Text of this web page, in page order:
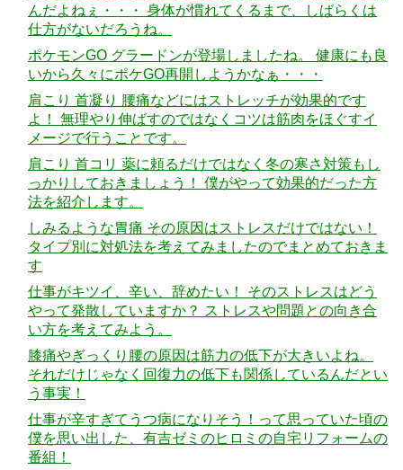
んだよねぇ・・・ 身体が慣れてくるまで、しばらくは
仕方がないだろうね。
ポケモンGO グラードンが登場しましたね。 健康にも良
いから久々にポケGO再開しようかなぁ・・・
肩こり 首凝り 腰痛などにはストレッチが効果的です
よ！ 無理やり伸ばすのではなくコツは筋肉をほぐすイ
メージで行うことです。
肩こり 首コリ 薬に頼るだけではなく冬の寒さ対策もし
っかりしておきましょう！ 僕がやって効果的だった方
法を紹介します。
しみるような胃痛 その原因はストレスだけではない！
タイプ別に対処法を考えてみましたのでまとめておきま
す
仕事がキツイ、辛い、辞めたい！ そのストレスはどう
やって発散していますか？ ストレスや問題との向き合
い方を考えてみよう。
膝痛やぎっくり腰の原因は筋力の低下が大きいよね。
それだけじゃなく回復力の低下も関係しているんだとい
う事実！
仕事が辛すぎてうつ病になりそう！って思っていた頃の
僕を思い出した、有吉ゼミのヒロミの自宅リフォームの
番組！